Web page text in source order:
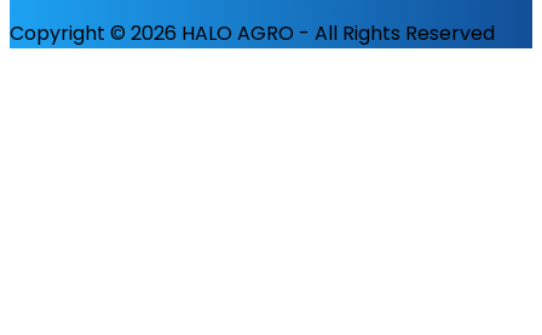
Copyright © 2026 HALO AGRO - All Rights Reserved